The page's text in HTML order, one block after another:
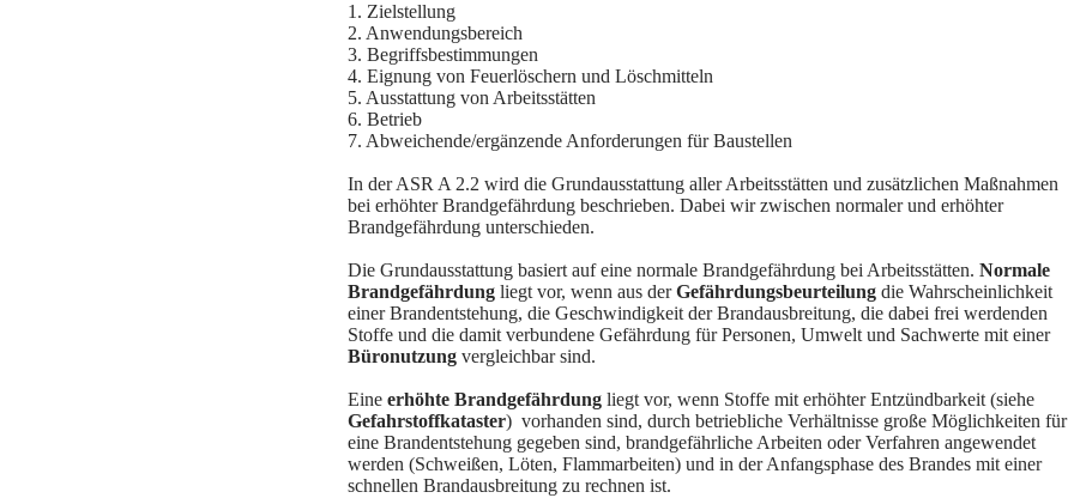
1. Zielstellung
2. Anwendungsbereich
3. Begriffsbestimmungen
4. Eignung von Feuerlöschern und Löschmitteln
5. Ausstattung von Arbeitsstätten
6. Betrieb
7. Abweichende/ergänzende Anforderungen für Baustellen
In der ASR A 2.2 wird die Grundausstattung aller Arbeitsstätten und zusätzlichen Maßnahmen
bei erhöhter Brandgefährdung beschrieben. Dabei wir zwischen normaler und erhöhter
Brandgefährdung unterschieden.
Die Grundausstattung basiert auf eine normale Brandgefährdung bei Arbeitsstätten. Normale
Brandgefährdung liegt vor, wenn aus derGefährdungsbeurteilung die Wahrscheinlichkeit
einer Brandentstehung, die Geschwindigkeit der Brandausbreitung, die dabei frei werdenden
Stoffe und die damit verbundene Gefährdung für Personen, Umwelt und Sachwerte mit einer
Büronutzung vergleichbar sind.
Eine erhöhte Brandgefährdung liegt vor, wenn Stoffe mit erhöhter Entzündbarkeit (siehe
Gefahrstoffkataster) vorhanden sind, durch betriebliche Verhältnisse große Möglichkeiten für
eine Brandentstehung gegeben sind, brandgefährliche Arbeiten oder Verfahren angewendet
werden (Schweißen, Löten, Flammarbeiten) und in der Anfangsphase des Brandes mit einer
schnellen Brandausbreitung zu rechnen ist.